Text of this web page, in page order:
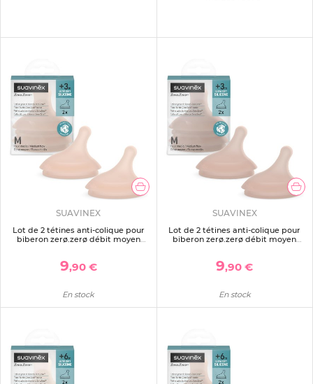
SUAVINEX
Lot de 2 tétines anti-colique pour
biberon zerø.zerø débit moyen
9,90 €
En stock
SUAVINEX
Lot de 2 tétines anti-colique pour
biberon zerø.zerø débit moyen
9,90 €
En stock